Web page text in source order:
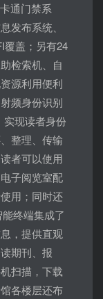
通门禁系
发布系统、
覆盖；另有24
检索机、自
源利用便利
频身份识别
现读者身份
整理、传输
者可以使用
子阅览室配
用；同时还
终端集成了
，提供直观
期刊、报
扫描，下载
各楼层还布